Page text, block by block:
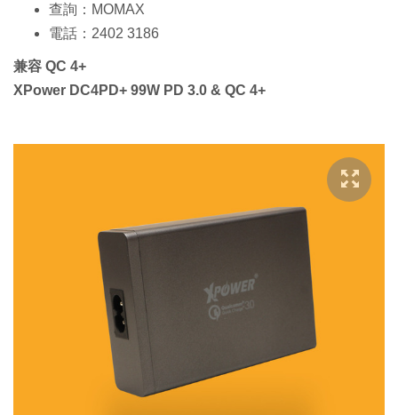
查詢：MOMAX
電話：2402 3186
兼容 QC 4+
XPower DC4PD+ 99W PD 3.0 & QC 4+